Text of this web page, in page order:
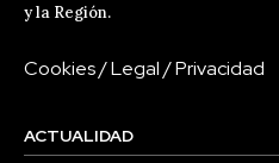
y la Región.
Cookies/Legal/Privacidad
ACTUALIDAD